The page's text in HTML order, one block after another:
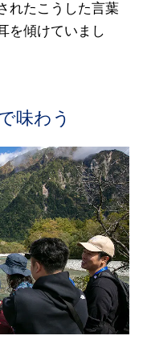
れたこうした言葉
を傾けていまし
味わう